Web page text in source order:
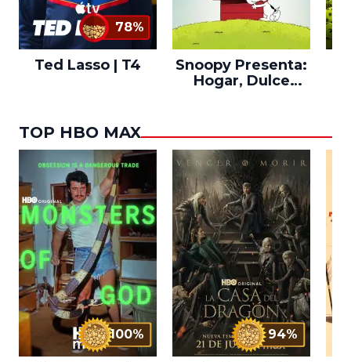
78%
Ted Lasso | T4
Snoopy Presenta:
Hogar, Dulce
TOP HBO MAX
100% 94%